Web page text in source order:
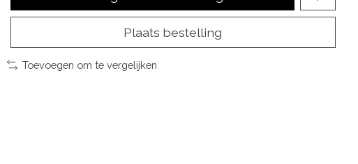
Plaats bestelling
Toevoegen om te vergelijken